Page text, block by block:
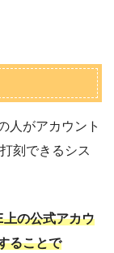
人がアカウント
刻できるシス
の公式アカウ
ることで